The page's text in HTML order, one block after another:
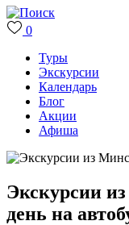
0
Туры
Экскурсии
Календарь
Блог
Акции
Афиша
Экскурсии
день на